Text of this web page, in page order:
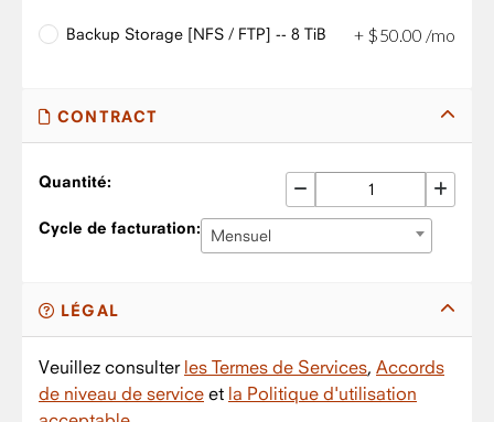
Backup Storage [NFS / FTP] -- 8 TiB + $50.00 /mo
CONTRACT
Quantité:
Cycle de facturation: Mensuel
LÉGAL
Veuillez consulter les Termes de Services, Accords
de niveau de service et la Politique d'utilisation